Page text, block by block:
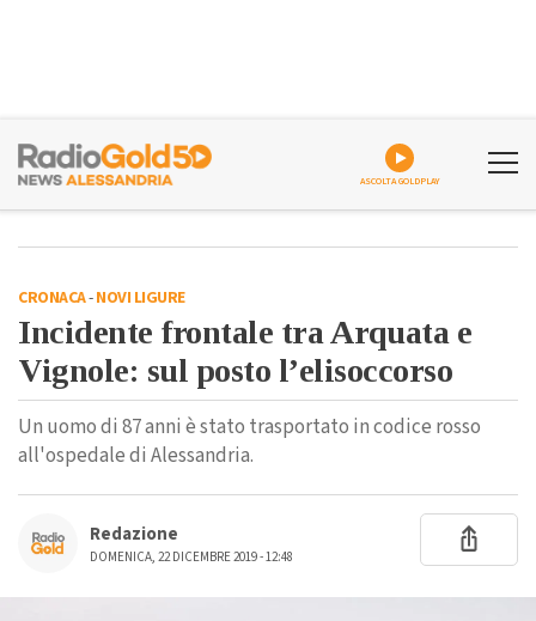
ASCOLTA GOLDPLAY
CRONACA-NOVI LIGURE
Incidente frontale tra Arquata e
Vignole: sul posto l’elisoccorso
Un uomo di 87 anni è stato trasportato in codice rosso
all'ospedale di Alessandria.
Redazione
DOMENICA, 22 DICEMBRE 2019 - 12:48